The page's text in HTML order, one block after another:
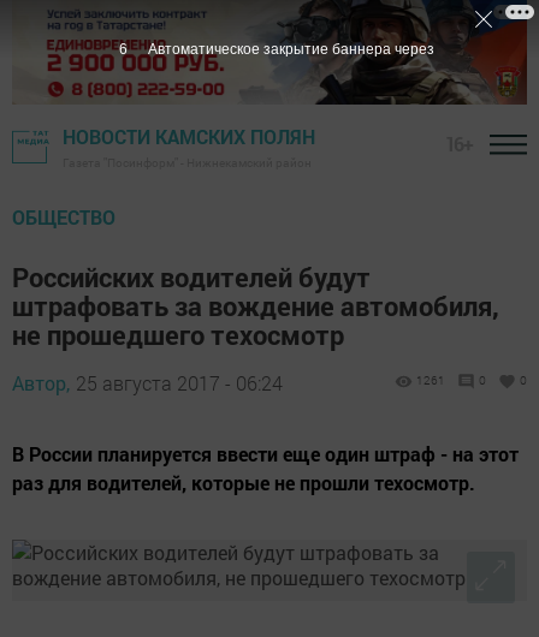
НОВОСТИ КАМСКИХ ПОЛЯН
ОБЩЕСТВО
Российских водителей будут
штрафовать за вождение автомобиля,
не прошедшего техосмотр
Автор, 25 августа 2017 - 06:24 1261 0 0
В России планируется ввести еще один штраф - на этот
раз для водителей, которые не прошли техосмотр.
5 Автоматическое закрытие баннера через